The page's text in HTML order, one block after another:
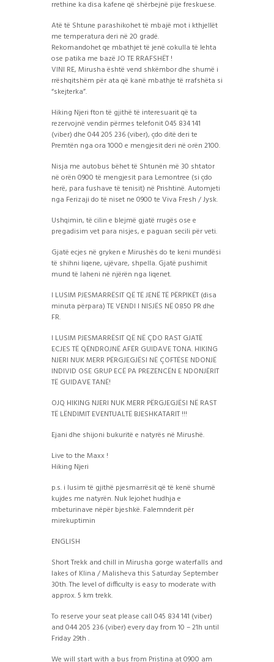
rrethine ka disa kafene që shërbejnë pije freskuese.
Atë të Shtune parashikohet të mbajë mot i kthjellët
me temperatura deri në 20 gradë.
Rekomandohet qe mbathjet të jenë cokulla të lehta
ose patika me bazë JO TE RRAFSHËT !
VINI RE, Mirusha është vend shkëmbor dhe shumë i
rrëshqitshëm për ata që kanë mbathje të rrafshëta si
“skejterka”.
Hiking Njeri fton të gjithë të interesuarit që ta
rezervojnë vendin përmes telefonit 045 834 141
(viber) dhe 044 205 236 (viber), çdo ditë deri te
Premtën nga ora 1000 e mengjesit deri në orën 2100.
Nisja me autobus bëhet të Shtunën më 30 shtator
në orën 0900 të mengjesit para Lemontree (si çdo
herë, para fushave të tenisit) në Prishtinë. Automjeti
nga Ferizaji do të niset ne 0900 te Viva Fresh / Jysk.
Ushqimin, të cilin e blejmë gjatë rrugës ose e
pregadisim vet para nisjes, e paguan secili për veti.
Gjatë ecjes në gryken e Mirushës do te keni mundësi
të shihni liqene, ujëvare, shpella. Gjatë pushimit
mund të laheni në njërën nga liqenet.
I LUSIM PJESMARRËSIT QË TË JENË TË PËRPIKËT (disa
minuta përpara) TE VENDI I NISJËS NË 0850 PR dhe
FR.
I LUSIM PJESMARRËSIT QË NË ÇDO RAST GJATË
ECJES TË QËNDROJNË AFËR GUIDAVE TONA. HIKING
NJERI NUK MERR PËRGJEGJËSI NË ÇOFTËSE NDONJË
INDIVID OSE GRUP ECË PA PREZENCËN E NDONJËRIT
TË GUIDAVE TANË!
OJQ HIKING NJERI NUK MERR PËRGJEGJËSI NË RAST
TË LËNDIMIT EVENTUALTË BJESHKATARIT !!!
Ejani dhe shijoni bukuritë e natyrës në Mirushë.
Live to the Maxx !
Hiking Njeri
p.s. i lusim të gjithë pjesmarrësit që të kenë shumë
kujdes me natyrën. Nuk lejohet hudhja e
mbeturinave nëpër bjeshkë. Falemnderit për
mirekuptimin
ENGLISH
Short Trekk and chill in Mirusha gorge waterfalls and
lakes of Klina / Malisheva this Saturday September
30th. The level of difficulty is easy to moderate with
approx. 5 km trekk.
To reserve your seat please call 045 834 141 (viber)
and 044 205 236 (viber) every day from 10 – 21h until
Friday 29th .